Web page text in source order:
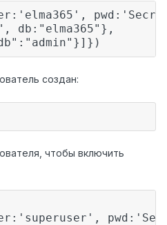
db:"elma365"},
создан:
чтобы включить